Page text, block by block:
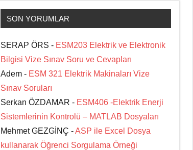
SON YORUMLAR
SERAP ÖRS - ESM203 Elektrik ve Elektronik
Bilgisi Vize Sınav Soru ve Cevapları
Adem - ESM 321 Elektrik Makinaları Vize
Sınav Soruları
Serkan ÖZDAMAR - ESM406 -Elektrik Enerji
Sistemlerinin Kontrolü – MATLAB Dosyaları
Mehmet GEZGİNÇ -ASP ile Excel Dosya
kullanarak Öğrenci Sorgulama Örneği